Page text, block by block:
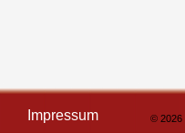
Impressum © 2026